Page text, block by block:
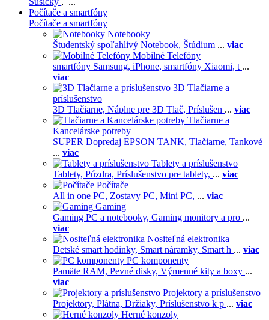
Počítače a smartfóny
Počítače a smartfóny
Notebooky
Študentský spoľahlivý Notebook, Štúdium ... viac
Mobilné Telefóny
smartfóny Samsung, iPhone, smartfóny Xiaomi, t ...
viac
3D Tlačiarne a
príslušenstvo
3D Tlačiarne, Náplne pre 3D Tlač, Príslušen ... viac
Tlačiarne a
Kancelárske potreby
SUPER Dopredaj EPSON TANK, Tlačiarne, Tankové
... viac
Tablety a príslušenstvo
Tablety, Púzdra, Príslušenstvo pre tablety, ... viac
Počítače
All in one PC, Zostavy PC, Mini PC, ... viac
Gaming
Gaming PC a notebooky, Gaming monitory a pro ...
viac
Nositeľná elektronika
Detské smart hodinky, Smart náramky, Smart h ... viac
PC komponenty
Pamäte RAM, Pevné disky, Výmenné kity a boxy ...
viac
Projektory a príslušenstvo
Projektory, Plátna, Držiaky, Príslušenstvo k p ... viac
Herné konzoly